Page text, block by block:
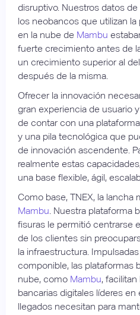
disruptivo. Nuestros datos
los neobancos que utilizan
en la nube de Mambu
fuerte crecimiento antes de
un crecimiento superior al
después de la misma.
Ofrecer la innovación
gran experiencia de usuario
de contar con una
y una pila tecnológica que
de innovación ascendente.
realmente estas
una base flexible, ágil,
Como base, TNEX, la lancha
Mambu . Nuestra plataforma
fisuras le permitió centrarse
de los clientes sin
la infraestructura.
componible, las plataformas
nube, como Mambu,
bancarias digitales líderes
llegados necesitan para